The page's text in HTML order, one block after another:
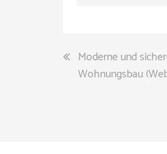
Moderne und
Wohnungsbau